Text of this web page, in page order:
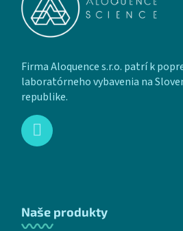
Firma Aloquence s.r.o. patrí k
laboratórneho vybavenia na
republike.
Naše produkty